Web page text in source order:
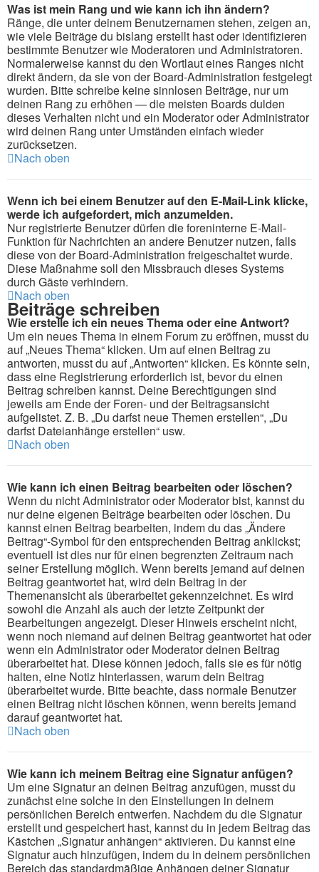
Was ist mein Rang und wie kann ich ihn ändern?
Ränge, die unter deinem Benutzernamen stehen, zeigen an,
wie viele Beiträge du bislang erstellt hast oder identifizieren
bestimmte Benutzer wie Moderatoren und Administratoren.
Normalerweise kannst du den Wortlaut eines Ranges nicht
direkt ändern, da sie von der Board-Administration festgelegt
wurden. Bitte schreibe keine sinnlosen Beiträge, nur um
deinen Rang zu erhöhen — die meisten Boards dulden
dieses Verhalten nicht und ein Moderator oder Administrator
wird deinen Rang unter Umständen einfach wieder
zurücksetzen.
Nach oben
Wenn ich bei einem Benutzer auf den E-Mail-Link klicke,
werde ich aufgefordert, mich anzumelden.
Nur registrierte Benutzer dürfen die foreninterne E-Mail-
Funktion für Nachrichten an andere Benutzer nutzen, falls
diese von der Board-Administration freigeschaltet wurde.
Diese Maßnahme soll den Missbrauch dieses Systems
durch Gäste verhindern.
Nach oben
Beiträge schreiben
Wie erstelle ich ein neues Thema oder eine Antwort?
Um ein neues Thema in einem Forum zu eröffnen, musst du
auf „Neues Thema“ klicken. Um auf einen Beitrag zu
antworten, musst du auf „Antworten“ klicken. Es könnte sein,
dass eine Registrierung erforderlich ist, bevor du einen
Beitrag schreiben kannst. Deine Berechtigungen sind
jeweils am Ende der Foren- und der Beitragsansicht
aufgelistet. Z. B. „Du darfst neue Themen erstellen“, „Du
darfst Dateianhänge erstellen“ usw.
Nach oben
Wie kann ich einen Beitrag bearbeiten oder löschen?
Wenn du nicht Administrator oder Moderator bist, kannst du
nur deine eigenen Beiträge bearbeiten oder löschen. Du
kannst einen Beitrag bearbeiten, indem du das „Ändere
Beitrag“-Symbol für den entsprechenden Beitrag anklickst;
eventuell ist dies nur für einen begrenzten Zeitraum nach
seiner Erstellung möglich. Wenn bereits jemand auf deinen
Beitrag geantwortet hat, wird dein Beitrag in der
Themenansicht als überarbeitet gekennzeichnet. Es wird
sowohl die Anzahl als auch der letzte Zeitpunkt der
Bearbeitungen angezeigt. Dieser Hinweis erscheint nicht,
wenn noch niemand auf deinen Beitrag geantwortet hat oder
wenn ein Administrator oder Moderator deinen Beitrag
überarbeitet hat. Diese können jedoch, falls sie es für nötig
halten, eine Notiz hinterlassen, warum dein Beitrag
überarbeitet wurde. Bitte beachte, dass normale Benutzer
einen Beitrag nicht löschen können, wenn bereits jemand
darauf geantwortet hat.
Nach oben
Wie kann ich meinem Beitrag eine Signatur anfügen?
Um eine Signatur an deinen Beitrag anzufügen, musst du
zunächst eine solche in den Einstellungen in deinem
persönlichen Bereich entwerfen. Nachdem du die Signatur
erstellt und gespeichert hast, kannst du in jedem Beitrag das
Kästchen „Signatur anhängen“ aktivieren. Du kannst eine
Signatur auch hinzufügen, indem du in deinem persönlichen
Bereich das standardmäßige Anhängen deiner Signatur